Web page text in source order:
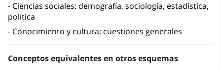
Ciencias sociales: demografía, sociología, estadística,
política
Conocimiento y cultura: cuestiones generales
Conceptos equivalentes en otros esquemas